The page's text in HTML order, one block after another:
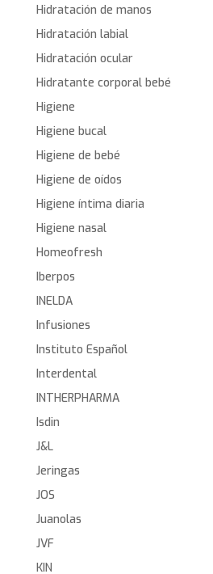
Hidratación de manos
Hidratación labial
Hidratación ocular
Hidratante corporal bebé
Higiene
Higiene bucal
Higiene de bebé
Higiene de oídos
Higiene íntima diaria
Higiene nasal
Homeofresh
Iberpos
INELDA
Infusiones
Instituto Español
Interdental
INTHERPHARMA
Isdin
J&L
Jeringas
JOS
Juanolas
JVF
KIN